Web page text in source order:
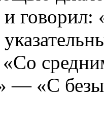
говорил:
— «С